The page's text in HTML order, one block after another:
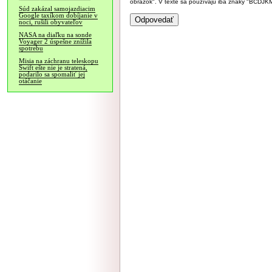
Súd zakázal samojazdiacim
Google taxíkom dobíjanie v
noci, rušili obyvateľov
NASA na diaľku na sonde
Voyager 2 úspešne znížila
spotrebu
Misia na záchranu teleskopu
Swift ešte nie je stratená,
podarilo sa spomaliť jej
otáčanie
obrázok". V texte sa používajú iba znaky